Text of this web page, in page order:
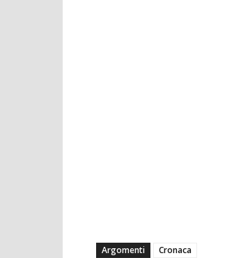
Argomenti Cronaca